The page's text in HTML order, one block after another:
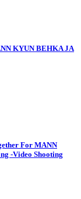
KYUN BEHKA JA
For MANN
-Video Shooting